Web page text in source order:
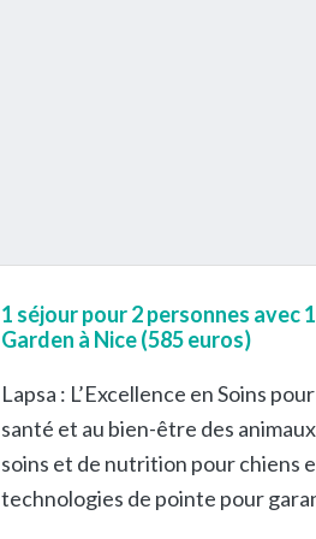
1 séjour pour 2 personnes avec
Garden à Nice (585 euros)
Lapsa : L’Excellence en Soins
santé et au bien-être des
soins et de nutrition pour chiens
technologies de pointe pour